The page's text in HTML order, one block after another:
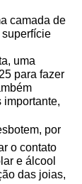
camada de
uma
para fazer
importante,
por
o contato
e álcool
das joias,